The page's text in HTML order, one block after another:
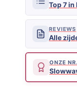
Top 7
REVIEWS
Alle
ONZE